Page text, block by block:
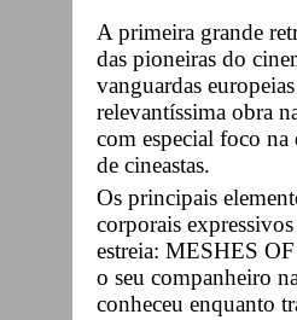
A primeira grande
das pioneiras do
vanguardas
relevantíssima obra
com especial foco
de cineastas.
Os principais
corporais
estreia: MESHES
o seu companheiro
conheceu enquanto